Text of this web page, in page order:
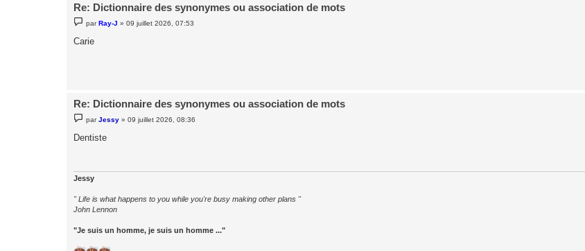
Re: Dictionnaire des synonymes ou association de mots
e
s
parRay-J »09 juillet 2026, 07:53
Carie
Re: Dictionnaire des synonymes ou association de mots
e
s
parJessy »09 juillet 2026, 08:36
Dentiste
Jessy
" Life is what happens to you while you're busy making other plans "
John Lennon
"Je suis un homme, je suis un homme ..."